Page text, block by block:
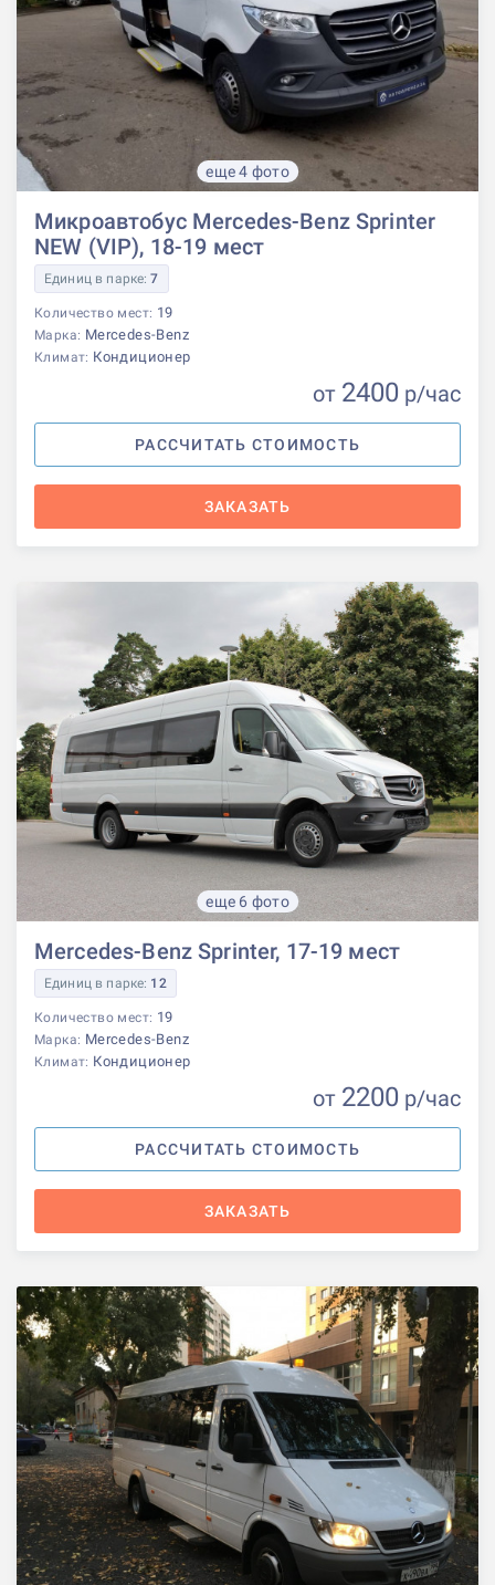
еще 4 фото
Микроавтобус Mercedes-Benz Sprinter
NEW (VIP), 18-19 мест
Единиц в парке:7
Количество мест: 19
Марка: Mercedes-Benz
Климат: Кондиционер
от 2400 р/час
РАССЧИТАТЬ СТОИМОСТЬ
ЗАКАЗАТЬ
еще 6 фото
Mercedes-Benz Sprinter, 17-19 мест
Единиц в парке: 12
Количество мест: 19
Марка: Mercedes-Benz
Климат: Кондиционер
от 2200 р/час
РАССЧИТАТЬ СТОИМОСТЬ
ЗАКАЗАТЬ